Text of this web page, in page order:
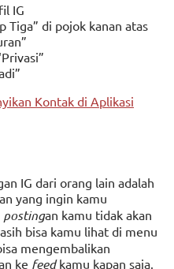
IG
Tiga” di pojok kanan atas
Kontak di Aplikasi
IG dari orang lain adalah
an yang ingin kamu
postingan kamu tidak akan
bisa kamu lihat di menu
mengembalikan
ke feedkamu kapan saja.